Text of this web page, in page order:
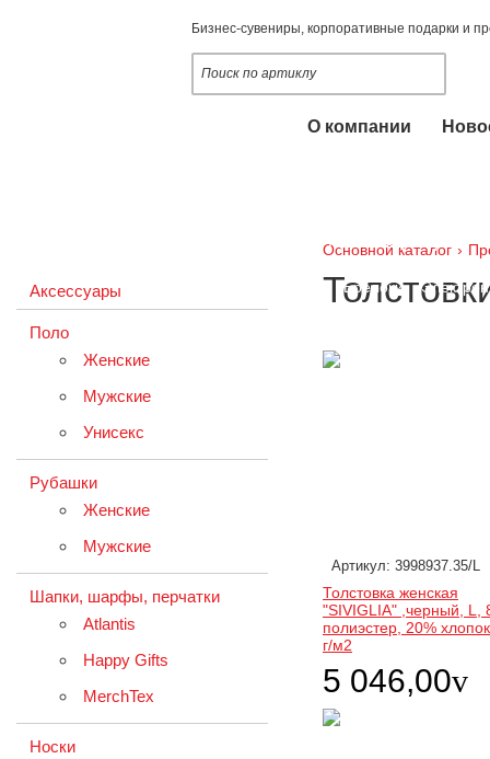
Бизнес-сувениры, корпоративные подарки и
О компании
Ручки и карандаши
Брелоки
Аксессуары
Поло
Женские
Мужские
Унисекс
Рубашки
Женские
Мужские
Шапки, шарфы, перчатки
Atlantis
Happy Gifts
MerchTex
Носки
Основной каталог ›
Артикул: 3998937.35/L
Толстовка женская
"SIVIGLIA" ,черный, L,
полиэстер, 20%
г/м2
5 046,00v